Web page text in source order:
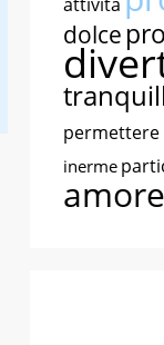
dolce
permettere
inerme
amore